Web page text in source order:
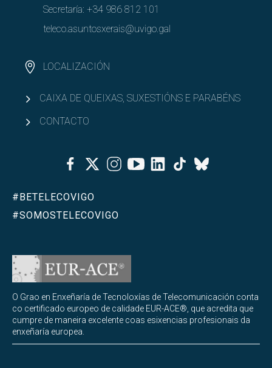
Secretaría: +34 986 812 101
teleco.asuntosxerais@uvigo.gal
LOCALIZACIÓN
CAIXA DE QUEIXAS, SUXESTIÓNS E PARABÉNS
CONTACTO
FacebookTwitterInstagramYoutubeLinkedinTiktok
Bluesky
#BETELECOVIGO
#SOMOSTELECOVIGO
O Grao en Enxeñaría de Tecnoloxías de Telecomunicación conta
co certificado europeo de calidade EUR-ACE®, que acredita que
cumpre de maneira excelente coas esixencias profesionais da
enxeñaría europea.